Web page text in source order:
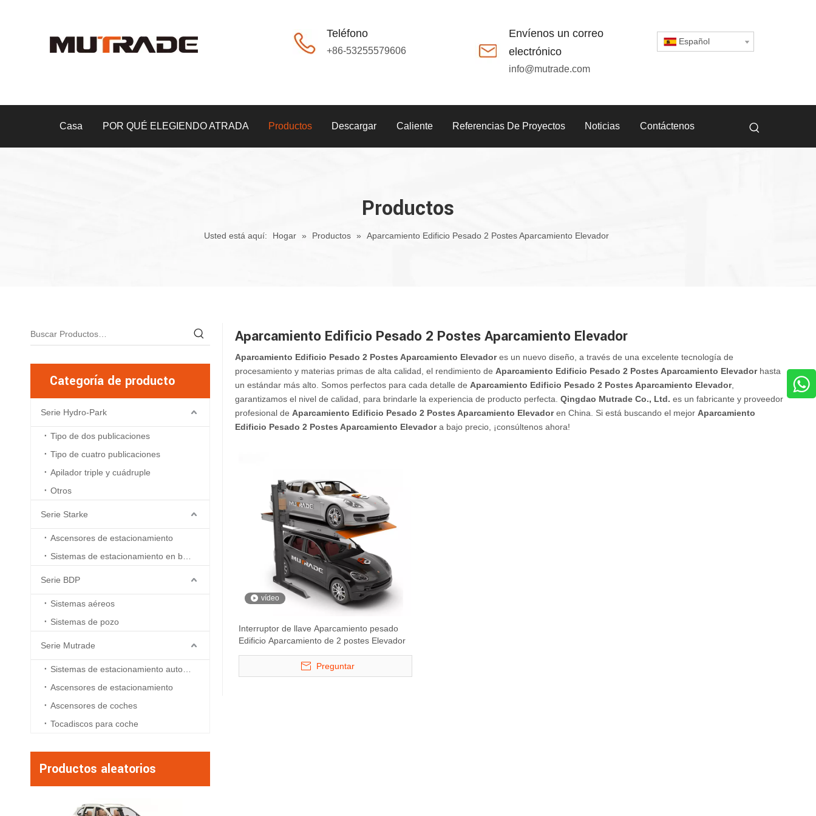
Teléfono
+86-53255579606
Envíenos un correo
electrónico
info@mutrade.com
Español
Casa POR QUÉ ELEGIENDO ATRADA Productos Descargar Caliente Referencias De Proyectos Noticias Contáctenos
Productos
Usted está aquí: Hogar » Productos » Aparcamiento Edificio Pesado 2 Postes Aparcamiento Elevador
Categoría de producto
Serie Hydro-Park
Tipo de dos publicaciones
Tipo de cuatro publicaciones
Apilador triple y cuádruple
Otros
Serie Starke
Ascensores de estacionamiento
Serie BDP
Sistemas aéreos
Sistemas de pozo
Serie Mutrade
Ascensores de estacionamiento
Ascensores de coches
Tocadiscos para coche
Productos aleatorios
Aparcamiento Edificio Pesado 2 Postes Aparcamiento Elevador
Aparcamiento Edificio Pesado 2 Postes Aparcamiento Elevadores un nuevo diseño, a través de una excelente tecnología de
procesamiento y materias primas de alta calidad, el rendimiento de Aparcamiento Edificio Pesado 2 Postes Aparcamiento Elevadorhasta
un estándar más alto. Somos perfectos para cada detalle de Aparcamiento Edificio Pesado 2 Postes Aparcamiento Elevador,
garantizamos el nivel de calidad, para brindarle la experiencia de producto perfecta. Qingdao Mutrade Co., Ltd. es un fabricante y proveedor
profesional de Aparcamiento Edificio Pesado 2 Postes Aparcamiento Elevadoren China. Si está buscando el mejor Aparcamiento
Edificio Pesado 2 Postes Aparcamiento Elevadora bajo precio, ¡consúltenos ahora!
vídeo
Interruptor de llave Aparcamiento pesado
Edificio Aparcamiento de 2 postes Elevador
Preguntar